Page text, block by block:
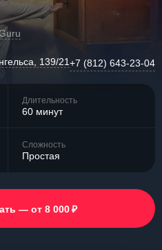
139/21+7 (812) 643-23-04
Длительность
60 минут
Сложность
Простая
— от 8 000 ₽